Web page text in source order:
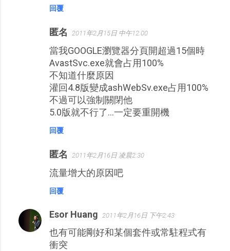
回覆
匿名 2011年2月15日 中午12:00
當我GOOGLE瀏覽器分頁開超過15個時
AvastSvc.exe就會占用100%
不知道什麼原因
灌回4.8版變成ashWebSv.exe占用100%
不過可以強制關閉他
5.0版就不行了...一定要重開機
回覆
匿名 2011年2月16日 凌晨2:30
流量增大的原因吧
回覆
Esor Huang 2011年2月16日 下午2:43
也有可能剛好和某個套件或常駐程式有
衝突